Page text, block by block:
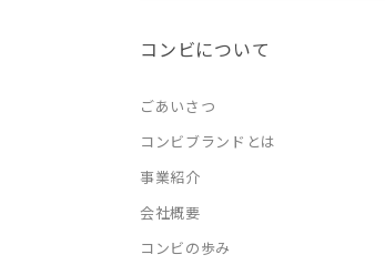
コンビについて
ごあいさつ
コンビブランドとは
事業紹介
会社概要
コンビの歩み